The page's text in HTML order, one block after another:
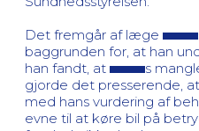
Det fremgår af læge
baggrunden for, at han
han fandt, at
s
gjorde det presserende,
med hans vurdering af
evne til at køre bil på